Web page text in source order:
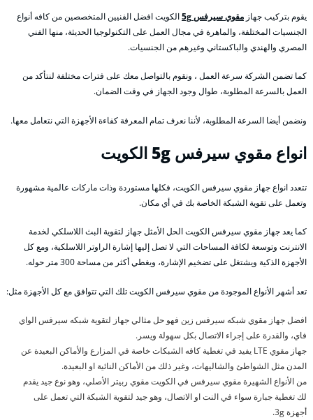
يقوم بتركيب جهاز مقوي سيرفس 5g
الكويت افضل الفنيين المتخصصين من كافه أنواع
الجنسيات المختلفة، والماهرة في مجال العمل على التكنولوجيا الحديثة، منها الفني
المصري والهندي والباكستاني وغيرهم من الجنسيات.
كما تضمن الشركة سرعة العمل ، ونقوم بالتواصل معك على فترات مختلفة لنتأكد من
العمل بالسرعة المطلوبة، طوال وجود الجهاز في وقت الضمان.
ونضمن أيضا السرعة المطلوبة، لأننا نعرف تمام المعرفة كفاءة الأجهزة التي نتعامل معها.
انواع مقوي سيرفس 5g الكويت
تتعدد انواع جهاز مقوي سيرفس الكويت، فكلها مستوردة وذات ماركات عالمية مشهورة
وتعمل على تقوية الشبكة الخاصة بك في أي مكان.
كما يعد جهاز مقوي سيرفس الكويت الحل الأمثل جهاز لتقوية البث اللاسلكي لخدمة
الانترنت وتوسعة لكافة المساحات التي لا تصل إليها إشارة الراوتر اللاسلكية، ومع كل
الأجهزة الذكية ويشتغل على تضخيم الإشارة، ويغطي أكثر من مساحة 300 متر حوله.
تعد أشهر الأنواع الموجودة من مقوي سيرفس الكويت تلك التي تتوافق مع كل الأجهزة مثل:
افضل جهاز مقوي شبكه سيرفس زين فهو حل مثالي جهاز لتقوية شبكه سيرفس الواي
فاي، والقدرة على إجراء الاتصال بكل سهولة ويسر.
جهاز مقوي LTE يفيد في تغطية كافه الشبكات خاصة في المزارع والأماكن البعيدة عن
المدن مثل الشواطئ والشاليهات، وغير ذلك من الأماكن النائية او البعيدة.
من الأنواع الشهيرة مقوي سيرفس في الكويت مقوي ربيتر الأصلي، وهو نوع جيد يقدم
لك تغطية جبارة سواء في النت او الاتصال، وهو جيد لتقوية الشبكة التي تعمل على
أجهزة 3g.